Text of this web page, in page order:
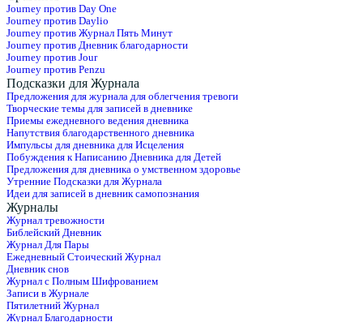
Journey против Day One
Journey против Daylio
Journey против Журнал Пять Минут
Journey против Дневник благодарности
Journey против Jour
Journey против Penzu
Подсказки для Журнала
Предложения для журнала для облегчения тревоги
Творческие темы для записей в дневнике
Приемы ежедневного ведения дневника
Напутствия благодарственного дневника
Импульсы для дневника для Исцеления
Побуждения к Написанию Дневника для Детей
Предложения для дневника о умственном здоровье
Утренние Подсказки для Журнала
Идеи для записей в дневник самопознания
Журналы
Журнал тревожности
Библейский Дневник
Журнал Для Пары
Ежедневный Стоический Журнал
Дневник снов
Журнал с Полным Шифрованием
Записи в Журнале
Пятилетний Журнал
Журнал Благодарности